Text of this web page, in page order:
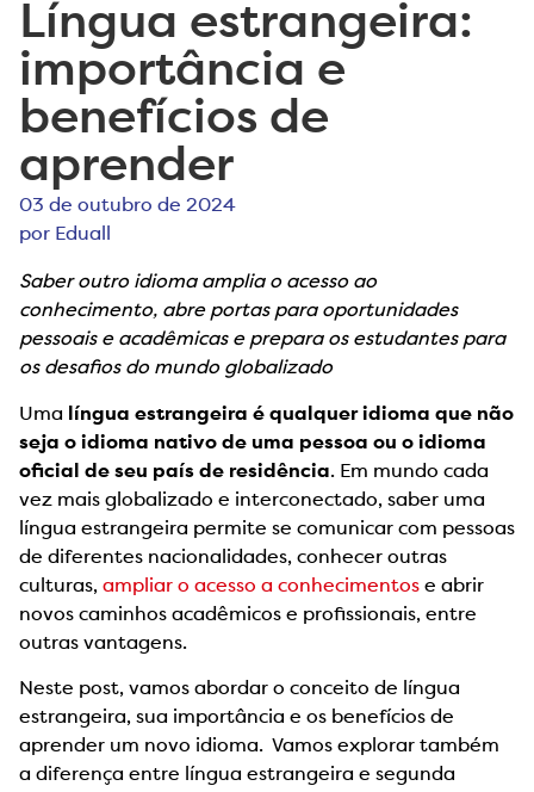
Língua estrangeira:
importância e
benefícios de
aprender
03 de outubro de 2024
por Eduall
Saber outro idioma amplia o acesso ao
conhecimento, abre portas para oportunidades
pessoais e acadêmicas e prepara os estudantes para
os desafios do mundo globalizado
Uma língua estrangeira é qualquer idioma que não
seja o idioma nativo de uma pessoa ou o idioma
oficial de seu país de residência. Em mundo cada
vez mais globalizado e interconectado, saber uma
língua estrangeira permite se comunicar com pessoas
de diferentes nacionalidades, conhecer outras
culturas, ampliar o acesso a conhecimentos e abrir
novos caminhos acadêmicos e profissionais, entre
outras vantagens.
Neste post, vamos abordar o conceito de língua
estrangeira, sua importância e os benefícios de
aprender um novo idioma. Vamos explorar também
a diferença entre língua estrangeira e segunda